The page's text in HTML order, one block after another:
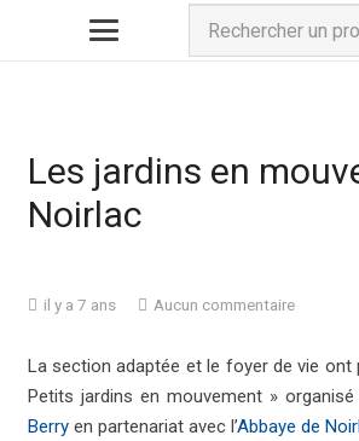
Les jardins en
Noirlac
il y a 7 ans Aucun commentaire
La section adaptée et le foyer de vie ont
Petits jardins en mouvement » organisé
Berryen partenariat avec l’Abbaye de